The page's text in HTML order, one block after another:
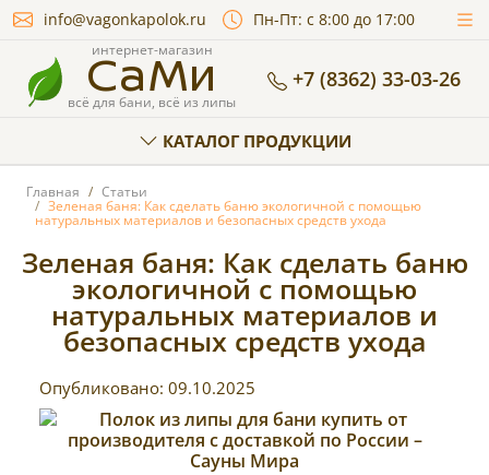
info@vagonkapolok.ru Пн-Пт: с 8:00 до 17:00
интернет-магазин
СаМи
всё для бани, всё из липы
+7 (8362) 33-03-26
КАТАЛОГ ПРОДУКЦИИ
Главная Статьи
Зеленая баня: Как сделать баню экологичной с помощью
натуральных материалов и безопасных средств ухода
Зеленая баня: Как сделать баню
экологичной с помощью
натуральных материалов и
безопасных средств ухода
Опубликовано: 09.10.2025